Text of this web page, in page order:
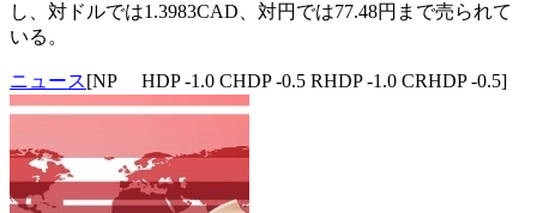
し、対ドルでは1.3983CAD、対円では77.48円まで売られて
いる。
ニュース[NP HDP -1.0 CHDP -0.5 RHDP -1.0 CRHDP -0.5]